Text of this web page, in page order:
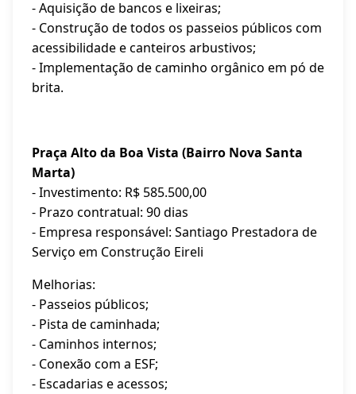
- Aquisição de bancos e lixeiras;
- Construção de todos os passeios públicos com
acessibilidade e canteiros arbustivos;
- Implementação de caminho orgânico em pó de
brita.
Praça Alto da Boa Vista (Bairro Nova Santa
Marta)
- Investimento: R$ 585.500,00
- Prazo contratual: 90 dias
- Empresa responsável: Santiago Prestadora de
Serviço em Construção Eireli
Melhorias:
- Passeios públicos;
- Pista de caminhada;
- Caminhos internos;
- Conexão com a ESF;
- Escadarias e acessos;